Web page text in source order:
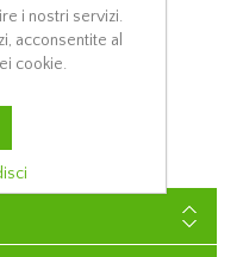
i nostri servizi.
acconsentite al
cookie.